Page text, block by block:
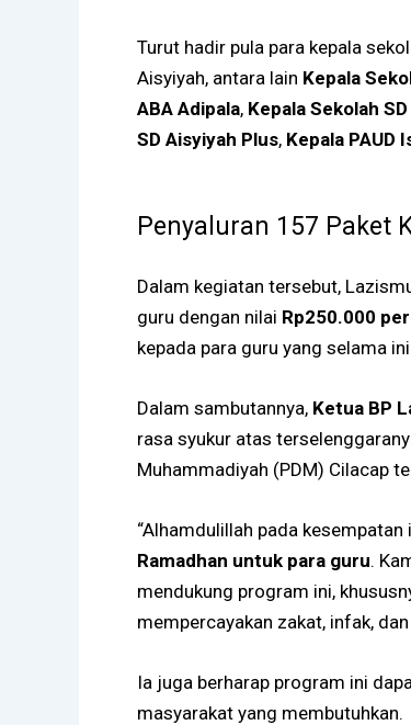
Turut hadir pula para kepala
Aisyiyah, antara lain Kepala
ABA Adipala, Kepala Sekolah
SD Aisyiyah Plus, Kepala PAUD
Penyaluran 157 Paket
Dalam kegiatan tersebut,
guru dengan nilai Rp250.000
kepada para guru yang selama
Dalam sambutannya, Ketua BP
rasa syukur atas
Muhammadiyah (PDM) Cilacap
“Alhamdulillah pada
Ramadhan untuk para guru.
mendukung program ini,
mempercayakan zakat, infak,
Ia juga berharap program ini
masyarakat yang membutuhkan.